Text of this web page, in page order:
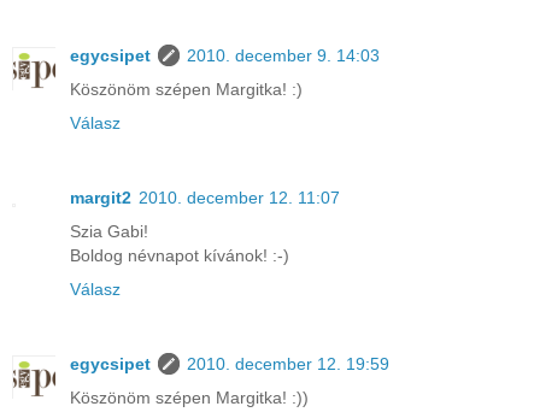
egycsipet
2010. december 9. 14:03
Köszönöm szépen Margitka! :)
Válasz
margit2 2010. december 12. 11:07
Szia Gabi!
Boldog névnapot kívánok! :-)
Válasz
egycsipet
2010. december 12. 19:59
Köszönöm szépen Margitka! :))